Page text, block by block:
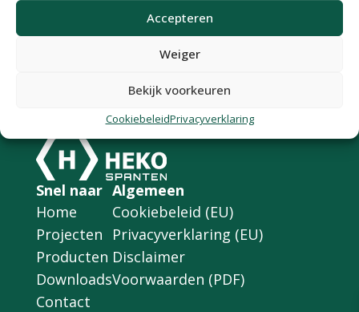
Accepteren
Weiger
Bekijk voorkeuren
CookiebeleidPrivacyverklaring
Induline GW310
Klik hier om te downloaden
Snel naar
Home
Projecten
Producten
Downloads
Contact
Algemeen
Cookiebeleid (EU)
Privacyverklaring (EU)
Disclaimer
Voorwaarden (PDF)